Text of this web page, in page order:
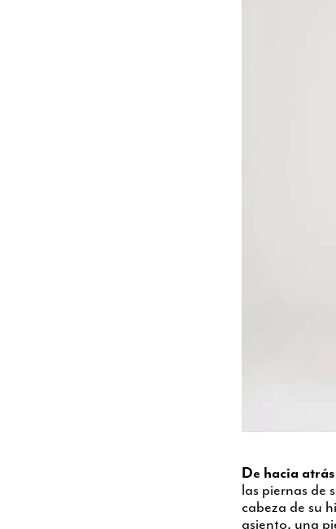
De hacia
las piernas de
cabeza de su
asiento, una